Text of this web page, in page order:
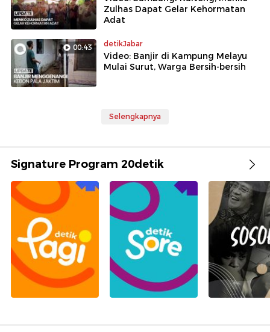
Zulhas Dapat Gelar Kehormatan
Adat
00:43 detikJabar
Video: Banjir di Kampung Melayu
Mulai Surut, Warga Bersih-bersih
Selengkapnya
Signature Program 20detik